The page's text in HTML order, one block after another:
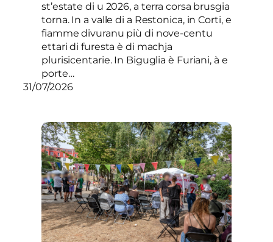
st’estate di u 2026, a terra corsa brusgia
torna. In a valle di a Restonica, in Corti, e
fiamme divuranu più di nove-centu
ettari di furesta è di machja
plurisicentarie. In Biguglia è Furiani, à e
porte…
31/07/2026